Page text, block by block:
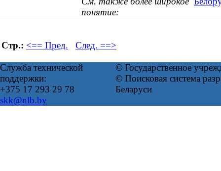
понятие:
Стр.: <== Пред. След. ==>
Служба технической
поддержки:
+375 17 293 29 78
skk@nlb.by
© Государственное
© Поисковая система
Беларуси